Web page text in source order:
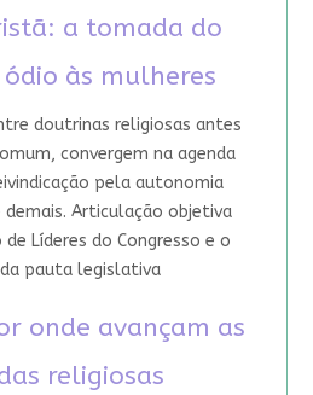
a tomada do
às mulheres
doutrinas religiosas antes
convergem na agenda
pela autonomia
Articulação objetiva
Líderes do Congresso e o
pauta legislativa
onde avançam as
religiosas